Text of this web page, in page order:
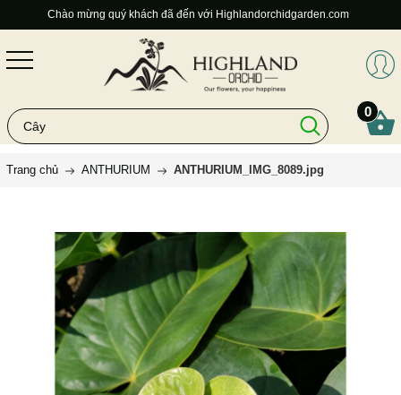
Chào mừng quý khách đã đến với Highlandorchidgarden.com
0
Trang chủ ANTHURIUM ANTHURIUM_IMG_8089.jpg